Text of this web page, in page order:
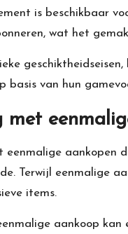
is beschikbaar
wat het
van hun
met
eenmalige aankopen
Terwijl eenmalige
items.
aankoop